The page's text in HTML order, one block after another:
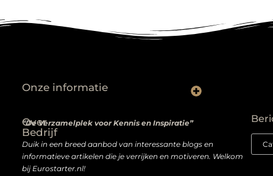
Over
Bedrijf
“De Verzamelplek voor Kennis en Inspiratie”
Duik in een breed aanbod van interessante blogs en
informatieve artikelen die je verrijken en motiveren. Welkom
bij Eurostarter.nl!
Onze informatie